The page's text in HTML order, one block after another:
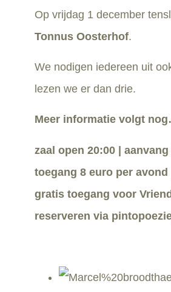
Op vrijdag 1 december
Tonnus Oosterhof.
We nodigen iedereen uit
lezen we er dan drie.
Meer informatie volgt
zaal open 20:00 | aanvang
toegang 8 euro per
gratis toegang voor
reserveren via